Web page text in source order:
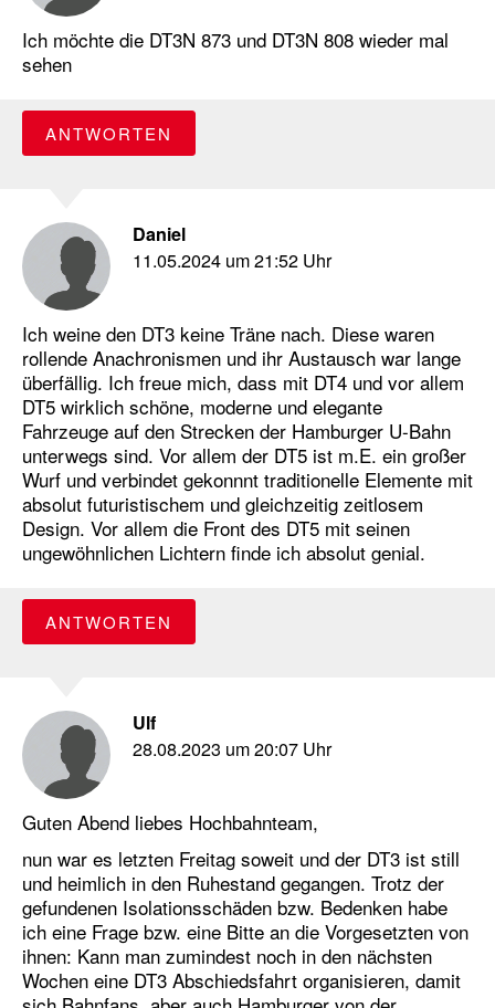
Ich möchte die DT3N 873 und DT3N 808 wieder mal
sehen
ANTWORTEN
Daniel
11.05.2024 um 21:52 Uhr
Ich weine den DT3 keine Träne nach. Diese waren
rollende Anachronismen und ihr Austausch war lange
überfällig. Ich freue mich, dass mit DT4 und vor allem
DT5 wirklich schöne, moderne und elegante
Fahrzeuge auf den Strecken der Hamburger U-Bahn
unterwegs sind. Vor allem der DT5 ist m.E. ein großer
Wurf und verbindet gekonnnt traditionelle Elemente mit
absolut futuristischem und gleichzeitig zeitlosem
Design. Vor allem die Front des DT5 mit seinen
ungewöhnlichen Lichtern finde ich absolut genial.
ANTWORTEN
Ulf
28.08.2023 um 20:07 Uhr
Guten Abend liebes Hochbahnteam,
nun war es letzten Freitag soweit und der DT3 ist still
und heimlich in den Ruhestand gegangen. Trotz der
gefundenen Isolationsschäden bzw. Bedenken habe
ich eine Frage bzw. eine Bitte an die Vorgesetzten von
ihnen: Kann man zumindest noch in den nächsten
Wochen eine DT3 Abschiedsfahrt organisieren, damit